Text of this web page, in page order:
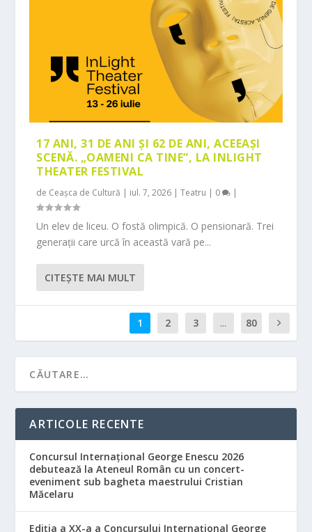
17 ANI, 31 DE ANI ȘI 62 DE ANI, ACEEAȘI
SCENĂ. „OAMENI CA TINE”, LA INLIGHT
THEATER FESTIVAL
de Ceașca de Cultură | iul. 7, 2026 |Teatru | 0 |
Un elev de liceu. O fostă olimpică. O pensionară. Trei
generații care urcă în această vară pe...
CITEŞTE MAI MULT
1 2 3 ... 80
ARTICOLE RECENTE
Concursul Internațional George Enescu 2026
debutează la Ateneul Român cu un concert-
eveniment sub bagheta maestrului Cristian
Măcelaru
Ediția a XX-a a Concursului Internațional George